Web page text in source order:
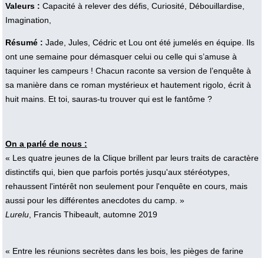
Valeurs : Capacité à relever des défis, Curiosité, Débouillardise,
Imagination,
Résumé : Jade, Jules, Cédric et Lou ont été jumelés en équipe. Ils
ont une semaine pour démasquer celui ou celle qui s’amuse à
taquiner les campeurs ! Chacun raconte sa version de l’enquête à
sa manière dans ce roman mystérieux et hautement rigolo, écrit à
huit mains. Et toi, sauras-tu trouver qui est le fantôme ?
On a parlé de nous :
« Les quatre jeunes de la Clique brillent par leurs traits de caractère
distinctifs qui, bien que parfois portés jusqu'aux stéréotypes,
rehaussent l'intérêt non seulement pour l'enquête en cours, mais
aussi pour les différentes anecdotes du camp. »
Lurelu, Francis Thibeault, automne 2019
« Entre les réunions secrètes dans les bois, les pièges de farine